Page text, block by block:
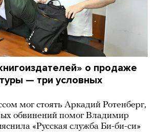
о продаже
— три условных
мог стоять Аркадий Ротенберг,
обвинений помог Владимир
«Русская служба Би-би-си»